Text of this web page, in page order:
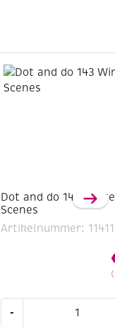
Dot and do 143
Scenes
Artikelnummer:
-